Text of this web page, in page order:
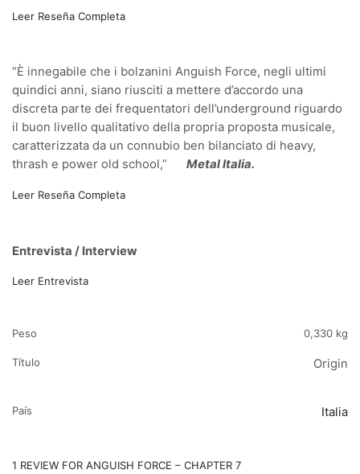
Leer Reseña Completa
“È innegabile che i bolzanini Anguish Force, negli ultimi
quindici anni, siano riusciti a mettere d’accordo una
discreta parte dei frequentatori dell’underground riguardo
il buon livello qualitativo della propria proposta musicale,
caratterizzata da un connubio ben bilanciato di heavy,
thrash e power old school,” Metal Italia.
Leer Reseña Completa
Entrevista / Interview
Leer Entrevista
Peso 0,330 kg
Título Origin
País Italia
1 REVIEW FOR ANGUISH FORCE – CHAPTER 7